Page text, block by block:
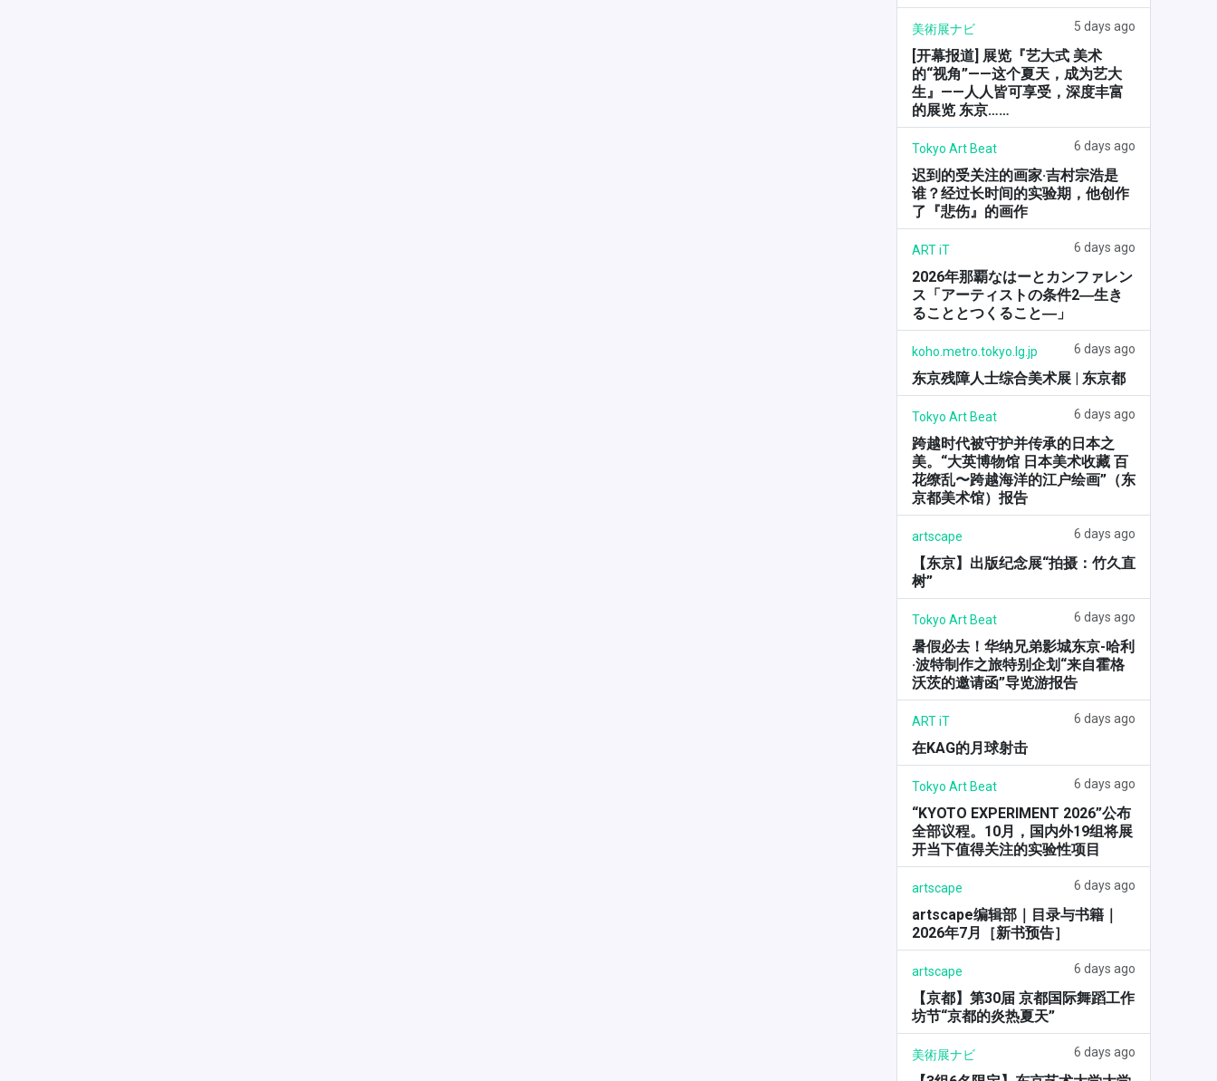
美術展ナビ 5 days ago
[开幕报道] 展览『艺大式 美术
的“视角”——这个夏天，成为艺大
生』——人人皆可享受，深度丰富
的展览 东京……
Tokyo Art Beat 6 days ago
迟到的受关注的画家·吉村宗浩是
谁？经过长时间的实验期，他创作
了『悲伤』的画作
ART iT 6 days ago
2026年那覇なはーとカンファレン
ス「アーティストの条件2―生き
ることとつくること―」
koho.metro.tokyo.lg.jp 6 days ago
东京残障人士综合美术展 | 东京都
Tokyo Art Beat 6 days ago
跨越时代被守护并传承的日本之
美。“大英博物馆 日本美术收藏 百
花缭乱〜跨越海洋的江户绘画”（东
京都美术馆）报告
artscape 6 days ago
【东京】出版纪念展“拍摄：竹久直
树”
Tokyo Art Beat 6 days ago
暑假必去！华纳兄弟影城东京-哈利
·波特制作之旅特别企划“来自霍格
沃茨的邀请函”导览游报告
ART iT 6 days ago
在KAG的月球射击
Tokyo Art Beat 6 days ago
“KYOTO EXPERIMENT 2026”公布
全部议程。10月，国内外19组将展
开当下值得关注的实验性项目
artscape 6 days ago
artscape编辑部｜目录与书籍｜
2026年7月［新书预告］
artscape 6 days ago
【京都】第30届 京都国际舞蹈工作
坊节“京都的炎热夏天”
美術展ナビ 6 days ago